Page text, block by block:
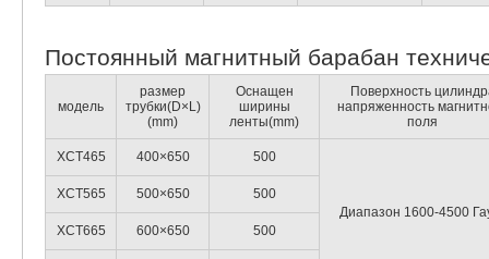
Постоянный магнитный барабан
модель
размер
трубки(D×L)
(mm)
Оснащен
ширины
ленты(mm)
Поверхность
напряженность
поля
XCT465 400×650 500
Диапазон 1600-4500
XCT565 500×650 500
XCT665 600×650 500